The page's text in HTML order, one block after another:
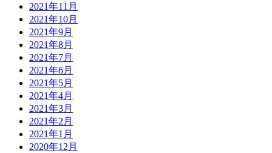
2021年11月
2021年10月
2021年9月
2021年8月
2021年7月
2021年6月
2021年5月
2021年4月
2021年3月
2021年2月
2021年1月
2020年12月